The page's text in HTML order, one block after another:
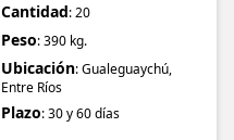
Cantidad: 20
Peso: 390 kg.
Ubicación: Gualeguaychú,
Entre Ríos
Plazo: 30 y 60 días